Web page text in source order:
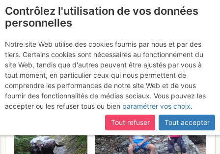
Skåla : Face W
Samedi 22 juillet
2017
Contrôlez l'utilisation de vos données
personnelles
Notre site Web utilise des cookies fournis par nous et par des
tiers. Certains cookies sont nécessaires au fonctionnement du
site Web, tandis que d'autres peuvent être ajustés par vous à
tout moment, en particulier ceux qui nous permettent de
comprendre les performances de notre site Web et de vous
fournir des fonctionnalités de médias sociaux. Vous pouvez les
accepter ou les refuser tous ou bien paramétrer vos choix.
Tout refuser
Tout accepter